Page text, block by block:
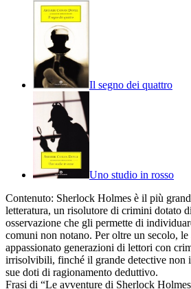
Il segno dei quattro
Uno studio in rosso
Contenuto: Sherlock Holmes è il più
letteratura, un risolutore di crimini dotato
osservazione che gli permette di
comuni non notano. Per oltre un secolo,
appassionato generazioni di lettori con
irrisolvibili, finché il grande detective non
sue doti di ragionamento deduttivo.
Frasi di “Le avventure di Sherlock